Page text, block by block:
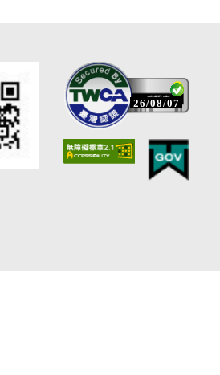
26/08/07